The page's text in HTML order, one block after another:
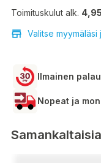
Toimituskulut alk.
Valitse myymäläsi
Ilmainen
Nopeat ja